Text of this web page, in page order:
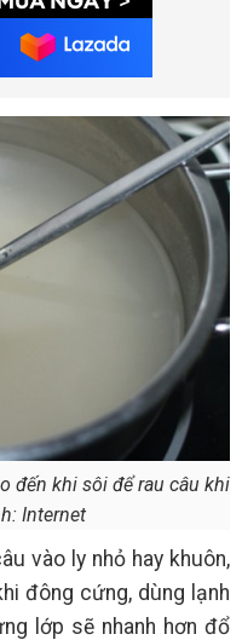
đến khi sôi để rau câu khi
Internet
vào ly nhỏ hay khuôn,
đông cứng, dùng lạnh
lớp sẽ nhanh hơn đổ